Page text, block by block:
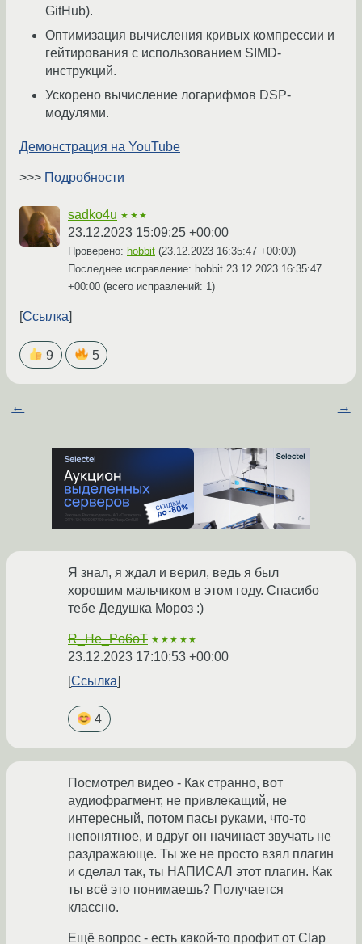
GitHub).
Оптимизация вычисления кривых компрессии и
гейтирования с использованием SIMD-
инструкций.
Ускорено вычисление логарифмов DSP-
модулями.
Демонстрация на YouTube
>>> Подробности
sadko4u ★★★
23.12.2023 15:09:25 +00:00
Проверено: hobbit (23.12.2023 16:35:47 +00:00)
Последнее исправление: hobbit 23.12.2023 16:35:47
+00:00 (всего исправлений: 1)
Ссылка
9 5
← →
Я знал, я ждал и верил, ведь я был
хорошим мальчиком в этом году. Спасибо
тебе Дедушка Мороз :)
R_He_Po6oT ★★★★★
23.12.2023 17:10:53 +00:00
Ссылка
4
Посмотрел видео - Как странно, вот
аудиофрагмент, не привлекащий, не
интересный, потом пасы руками, что-то
непонятное, и вдруг он начинает звучать не
раздражающе. Ты же не просто взял плагин
и сделал так, ты НАПИСАЛ этот плагин. Как
ты всё это понимаешь? Получается
классно.
Ещё вопрос - есть какой-то профит от Clap